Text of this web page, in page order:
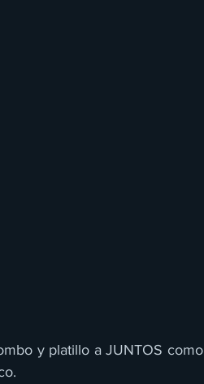
y platillo a JUNTOS como